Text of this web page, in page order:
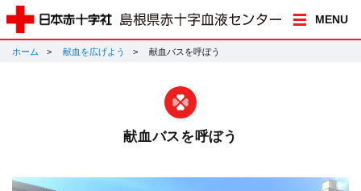
MENU
ホーム 献血を広げよう 献血バスを呼ぼう
献血バスを呼ぼう